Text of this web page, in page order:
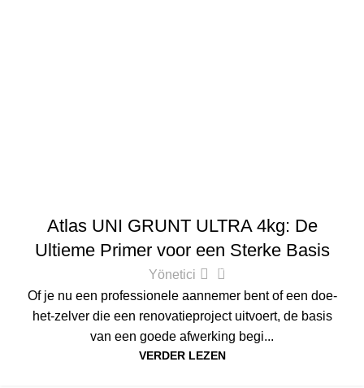
Atlas UNI GRUNT ULTRA 4kg: De
Ultieme Primer voor een Sterke Basis
Yönetici 0
Of je nu een professionele aannemer bent of een doe-
het-zelver die een renovatieproject uitvoert, de basis
van een goede afwerking begi...
VERDER LEZEN